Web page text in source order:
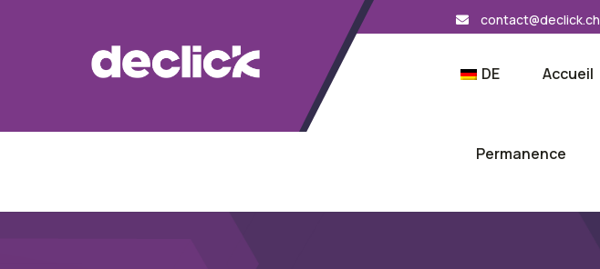
contact@declick.ch
DE Accueil
Permanence